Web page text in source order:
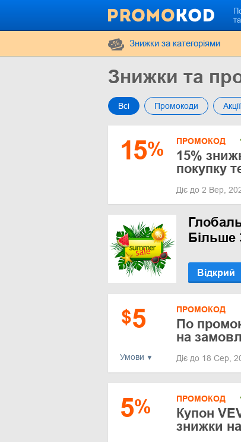
Знижки за категоріями
Знижки та
Всі Промокоди Акції
15% ПРОМОКОД
15%
покупку
Діє до 2 Вер,
Більше
Відкрий
$5
Умови
ПРОМОКОД
По
на
Діє до 18 Сер,
5% ПРОМОКОД
Купон
знижки